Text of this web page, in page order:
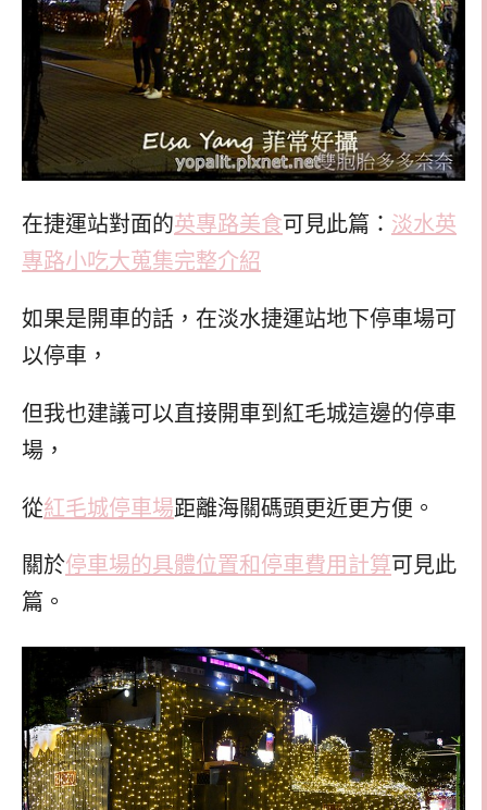
在捷運站對面的英專路美食可見此篇： 淡水英
專路小吃大蒐集完整介紹
如果是開車的話，在淡水捷運站地下停車場可
以停車，
但我也建議可以直接開車到紅毛城這邊的停車
場，
從紅毛城停車場距離海關碼頭更近更方便。
關於停車場的具體位置和停車費用計算可見此
篇。